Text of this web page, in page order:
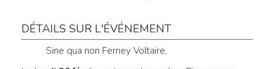
DÉTAILS SUR L'ÉVÉNEMENT
Sine qua non Ferney Voltaire,